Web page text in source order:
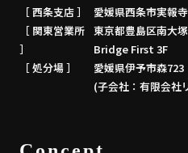
［ 西条支店 ］
愛媛県西条市実報
［ 関東営業所
］
東京都豊島区南大
Bridge First 3F
［ 処分場 ］
愛媛県伊予市森723
(子会社：有限会社